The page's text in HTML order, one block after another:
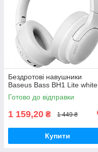
Бездротові навушники
Baseus Bass BH1 Lite white
Готово до відправки
1 159,20 ₴ 1 449 ₴
Купити